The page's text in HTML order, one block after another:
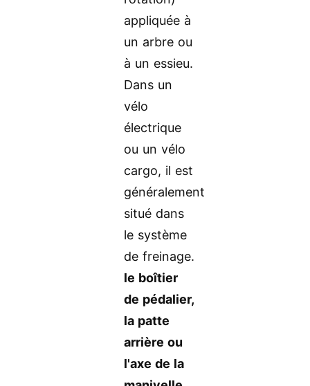
appliquée à
un arbre ou
à un essieu.
Dans un
vélo
électrique
ou un vélo
cargo, il est
généralement
situé dans
le système
de freinage.
le boîtier
de pédalier,
la patte
arrière ou
l'axe de la